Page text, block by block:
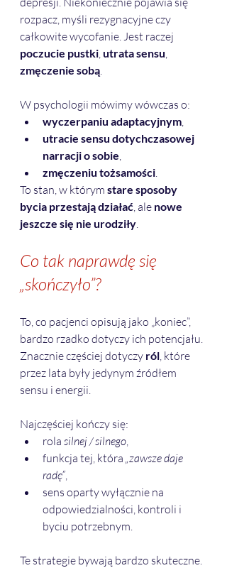
rozpacz, myśli rezygnacyjne czy
całkowite wycofanie. Jest raczej
poczucie pustki, utrata sensu,
zmęczenie sobą.
W psychologii mówimy wówczas o:
wyczerpaniu adaptacyjnym,
utracie sensu dotychczasowej
narracji o sobie,
zmęczeniu tożsamości.
To stan, w którym stare sposoby
bycia przestają działać, ale nowe
jeszcze się nie urodziły.
Co tak naprawdę się
„skończyło”?
To, co pacjenci opisują jako „koniec”,
bardzo rzadko dotyczy ich potencjału.
Znacznie częściej dotyczy ról, które
przez lata były jedynym źródłem
sensu i energii.
Najczęściej kończy się:
rola silnej / silnego,
funkcja tej, która „zawsze daje
radę”,
sens oparty wyłącznie na
odpowiedzialności, kontroli i
byciu potrzebnym.
Te strategie bywają bardzo skuteczne.